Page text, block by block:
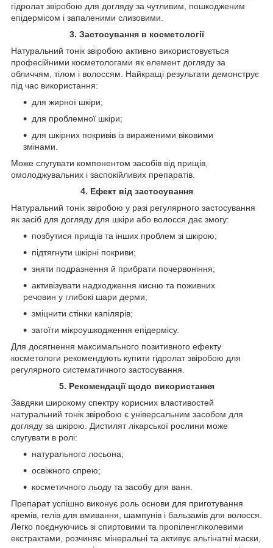
гідролат звіробою для догляду за чутливим, пошкодженим
епідермісом і запаленими слизовими.
3. Застосування в косметології
Натуральний тонік звіробою активно використовується
професійними косметологами як елемент догляду за
обличчям, тілом і волоссям. Найкращі результати демонструє
під час використання:
для жирної шкіри;
для проблемної шкіри;
для шкірних покривів із вираженими віковими
змінами.
Може слугувати компонентом засобів від прищів,
омолоджувальних і заспокійливих препаратів.
4. Ефект від застосування
Натуральний тонік звіробою у разі регулярного застосування
як засіб для догляду для шкіри або волосся дає змогу:
позбутися прищів та інших проблем зі шкірою;
підтягнути шкірні покриви;
зняти подразнення й прибрати почервоніння;
активізувати надходження кисню та поживних
речовин у глибокі шари дерми;
зміцнити стінки капілярів;
загоїти мікроушкодження епідермісу.
Для досягнення максимального позитивного ефекту
косметологи рекомендують купити гідролат звіробою для
регулярного систематичного застосування.
5. Рекомендації щодо використання
Завдяки широкому спектру корисних властивостей
натуральний тонік звіробою є універсальним засобом для
догляду за шкірою. Дистилят лікарської рослини може
слугувати в ролі:
натурального лосьона;
освіжного спрею;
косметичного льоду та засобу для ванн.
Препарат успішно виконує роль основи для приготування
кремів, гелів для вмивання, шампунів і бальзамів для волосся.
Легко поєднуючись зі спиртовими та пропіленгліколевими
екстрактами, розчиняє мінеральні та активує альгінатні маски,